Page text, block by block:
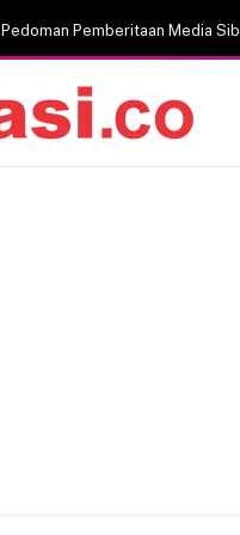
Pedoman Pemberitaan Media